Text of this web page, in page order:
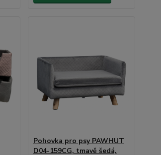
Pohovka pro psy PAWHUT
D04-159CG, tmavě šedá,